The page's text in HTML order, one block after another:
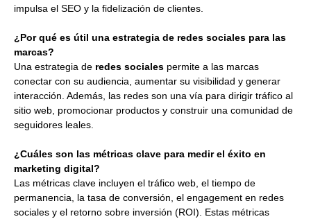
impulsa el SEO y la fidelización de clientes.
¿Por qué es útil una estrategia de redes sociales para las
marcas?
Una estrategia de redes sociales permite a las marcas
conectar con su audiencia, aumentar su visibilidad y generar
interacción. Además, las redes son una vía para dirigir tráfico al
sitio web, promocionar productos y construir una comunidad de
seguidores leales.
¿Cuáles son las métricas clave para medir el éxito en
marketing digital?
Las métricas clave incluyen el tráfico web, el tiempo de
permanencia, la tasa de conversión, el engagement en redes
sociales y el retorno sobre inversión (ROI). Estas métricas